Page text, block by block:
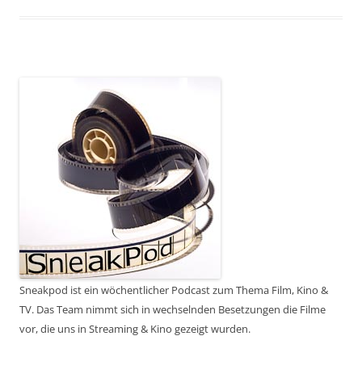
Sneakpod ist ein wöchentlicher Podcast zum Thema Film, Kino &
TV. Das Team nimmt sich in wechselnden Besetzungen die Filme
vor, die uns in Streaming & Kino gezeigt wurden.